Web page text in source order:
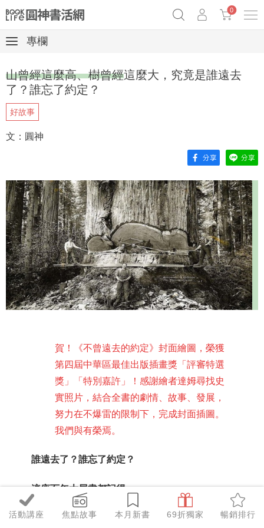
Netflix話題章魚小說！
0
活動講座 焦點故事 本月新書 69折獨家 暢銷排行
專欄
山曾經這麼高、樹曾經這麼大，究竟是誰遠去
了？誰忘了約定？
好故事
文：圓神
賀！《不曾遠去的約定》封面繪圖，榮獲
第四屆中華區最佳出版插畫獎「評審特選
獎」「特別嘉許」！ 感謝繪者達姆尋找史
實照片，結合全書的劇情、故事、發展，
努力在不爆雷的限制下，完成封面插圖。
我們與有榮焉。
誰遠去了？誰忘了約定？
這座百年大屋盡都記得──
七年前，《我在雨中等你》的小狗恩佐，以第一